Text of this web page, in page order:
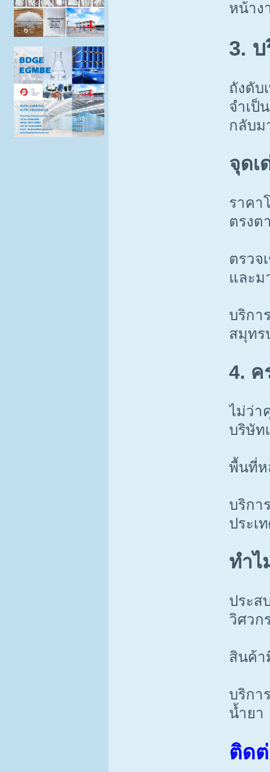
หน้าง
3.
ถังดับ
จำเป็
กลับม
จุดเ
ราคา
ตรงต
ตรวจ
และม
บริกา
สมุทร
4. ค
ไม่ว่า
บริษัท
พื้นที่ห
บริกา
ประเ
ทำไ
ประส
วิศวก
สินค้า
บริกา
น้ำยา
ติด